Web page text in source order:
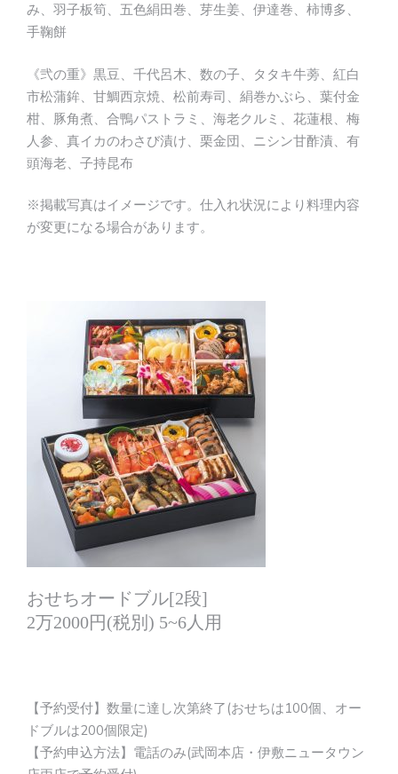
み、羽子板筍、五色絹田巻、芽生姜、伊達巻、柿博多、
手鞠餅
《弐の重》黒豆、千代呂木、数の子、タタキ牛蒡、紅白
市松蒲鉾、甘鯛西京焼、松前寿司、絹巻かぶら、葉付金
柑、豚角煮、合鴨パストラミ、海老クルミ、花蓮根、梅
人参、真イカのわさび漬け、栗金団、ニシン甘酢漬、有
頭海老、子持昆布
※掲載写真はイメージです。仕入れ状況により料理内容
が変更になる場合があります。
おせちオードブル[2段]
2万2000円(税別) 5~6人用
【予約受付】数量に達し次第終了(おせちは100個、オー
ドブルは200個限定)
【予約申込方法】電話のみ(武岡本店・伊敷ニュータウン